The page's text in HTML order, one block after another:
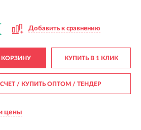
Добавить к сравнению
КОРЗИНУ КУПИТЬ В 1 КЛИК
/ КУПИТЬ ОПТОМ/ ТЕНДЕР
цены